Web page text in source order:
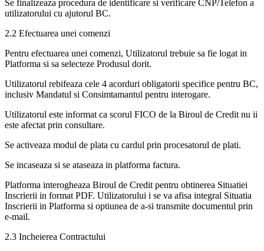
Se finalizeaza procedura de identificare si verificare CNP/Telefon a
utilizatorului cu ajutorul BC.
2.2 Efectuarea unei comenzi
Pentru efectuarea unei comenzi, Utilizatorul trebuie sa fie logat in
Platforma si sa selecteze Produsul dorit.
Utilizatorul rebifeaza cele 4 acorduri obligatorii specifice pentru BC,
inclusiv Mandatul si Consimtamantul pentru interogare.
Utilizatorul este informat ca scorul FICO de la Biroul de Credit nu ii
este afectat prin consultare.
Se activeaza modul de plata cu cardul prin procesatorul de plati.
Se incaseaza si se ataseaza in platforma factura.
Platforma interogheaza Biroul de Credit pentru obtinerea Situatiei
Inscrierii in format PDF. Utilizatorului i se va afisa integral Situatia
Inscrierii in Platforma si optiunea de a-si transmite documentul prin
e-mail.
2.3 Incheierea Contractului